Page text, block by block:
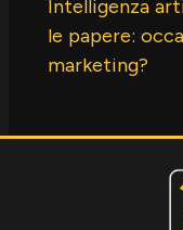
Intelligenza
le papere:
marketing?